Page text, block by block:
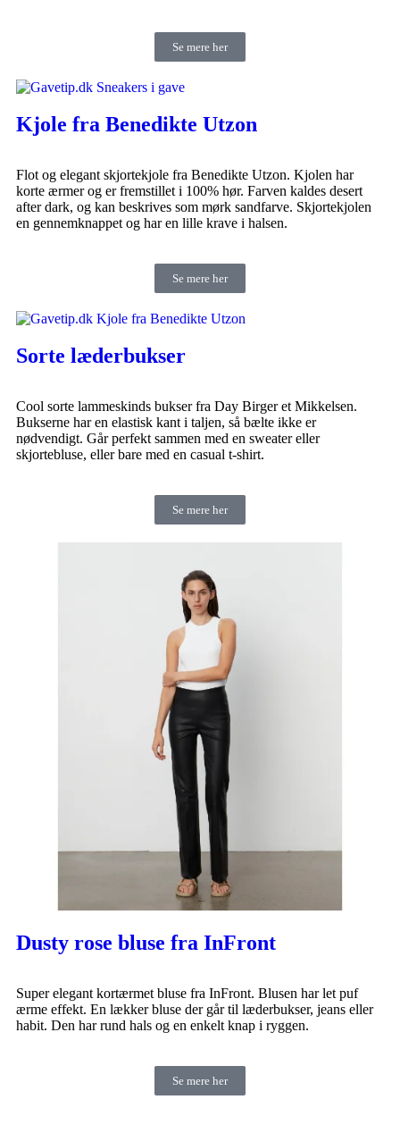
Se mere her
Kjole fra Benedikte Utzon
Flot og elegant skjortekjole fra Benedikte Utzon. Kjolen har
korte ærmer og er fremstillet i 100% hør. Farven kaldes desert
after dark, og kan beskrives som mørk sandfarve. Skjortekjolen
en gennemknappet og har en lille krave i halsen.
Se mere her
Sorte læderbukser
Cool sorte lammeskinds bukser fra Day Birger et Mikkelsen.
Bukserne har en elastisk kant i taljen, så bælte ikke er
nødvendigt. Går perfekt sammen med en sweater eller
skjortebluse, eller bare med en casual t-shirt.
Se mere her
Dusty rose bluse fra InFront
Super elegant kortærmet bluse fra InFront. Blusen har let puf
ærme effekt. En lækker bluse der går til læderbukser, jeans eller
habit. Den har rund hals og en enkelt knap i ryggen.
Se mere her